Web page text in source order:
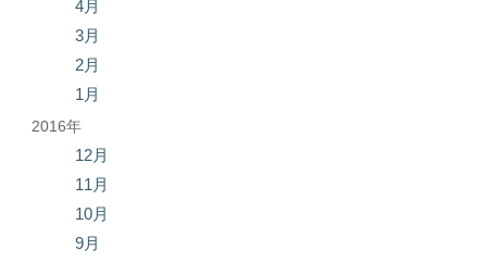
4月
3月
2月
1月
2016年
12月
11月
10月
9月